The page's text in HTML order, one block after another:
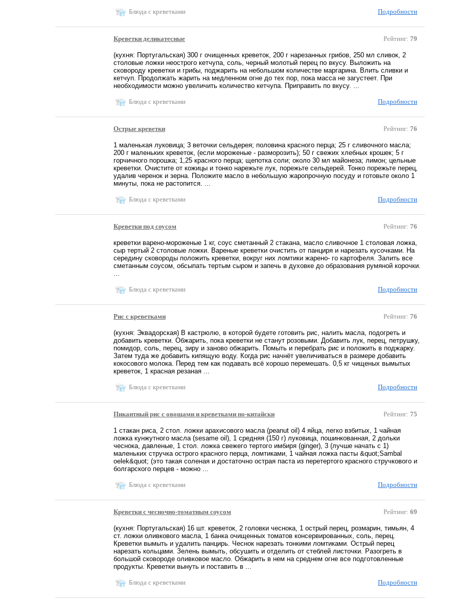
Блюда с креветками Подробности
Креветки деликатесные Рейтинг: 79
(кухня: Португальская) 300 г очищенных креветок, 200 г нарезанных грибов, 250 мл сливок, 2
столовые ложки неострого кетчупа, соль, черный молотый перец по вкусу. Выложить на
сковороду креветки и грибы, поджарить на небольшом количестве маргарина. Влить сливки и
кетчуп. Продолжать жарить на медленном огне до тех пор, пока масса не загустеет. При
необходимости можно увеличить количество кетчупа. Приправить по вкусу. ...
Блюда с креветками Подробности
Острые креветки Рейтинг: 76
1 маленькая луковица; 3 веточки сельдерея; половина красного перца; 25 г сливочного масла;
200 г маленьких креветок, (если мороженые - разморозить); 50 г свежих хлебных крошек; 5 г
горчичного порошка; 1,25 красного перца; щепотка соли; около 30 мл майонеза; лимон; цельные
креветки. Очистите от кожицы и тонко нарежьте лук, порежьте сельдерей. Тонко порежьте перец,
удалив черенок и зерна. Положите масло в небольшую жаропрочную посуду и готовьте около 1
минуты, пока не растопится. ...
Блюда с креветками Подробности
Креветки под соусом Рейтинг: 76
креветки варено-мороженые 1 кг, соус сметанный 2 стакана, масло сливочное 1 столовая ложка,
сыр тертый 2 столовые ложки. Вареные креветки очистить от панциря и нарезать кусочками. На
середину сковороды положить креветки, вокруг них ломтики жарено- го картофеля. Залить все
сметанным соусом, обсыпать тертым сыром и запечь в духовке до образования румяной корочки.
...
Блюда с креветками Подробности
Рис с креветками Рейтинг: 76
(кухня: Эквадорская) В кастрюлю, в которой будете готовить рис, налить масла, подогреть и
добавить креветки. Обжарить, пока креветки не станут розовыми. Добавить лук, перец, петрушку,
помидор, соль, перец, зиру и заново обжарить. Помыть и перебрать рис и положить в поджарку.
Затем туда же добавить кипящую воду. Когда рис начнёт увеличиваться в размере добавить
кокосового молока. Перед тем как подавать всё хорошо перемешать. 0,5 кг чищеных вымытых
креветок, 1 красная резаная ...
Блюда с креветками Подробности
Пикантный рис с овощами и креветками по-китайски Рейтинг: 75
1 стакан риса, 2 стол. ложки арахисового масла (peanut oil) 4 яйца, легко взбитых, 1 чайная
ложка кунжутного масла (sesame oil), 1 средняя (150 г) луковица, пошинкованная, 2 дольки
чеснока, давленые, 1 стол. ложка свежего тертого имбиря (ginger), 3 (лучше начать с 1)
маленьких стручка острого красного перца, ломтиками, 1 чайная ложка пасты &quot;Sambal
oelek&quot; (это такая соленая и достаточно острая паста из перетертого красного стручкового и
болгарского перцев - можно ...
Блюда с креветками Подробности
Креветки с чесночно-томатным соусом Рейтинг: 69
(кухня: Португальская) 16 шт. креветок, 2 головки чеснока, 1 острый перец, розмарин, тимьян, 4
ст. ложки оливкового масла, 1 банка очищенных томатов консервированных, соль, перец.
Креветки вымыть и удалить панцирь. Чеснок нарезать тонкими ломтиками. Острый перец
нарезать кольцами. Зелень вымыть, обсушить и отделить от стеблей листочки. Разогреть в
большой сковороде оливковое масло. Обжарить в нем на среднем огне все подготовленные
продукты. Креветки вынуть и поставить в ...
Блюда с креветками Подробности